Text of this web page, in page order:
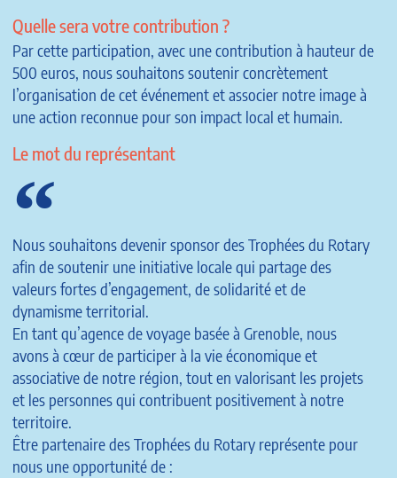
Quelle sera votre contribution ?
Par cette participation, avec une contribution à hauteur de
500 euros, nous souhaitons soutenir concrètement
l’organisation de cet événement et associer notre image à
une action reconnue pour son impact local et humain.
Le mot du représentant
Nous souhaitons devenir sponsor des Trophées du Rotary
afin de soutenir une initiative locale qui partage des
valeurs fortes d’engagement, de solidarité et de
dynamisme territorial.
En tant qu’agence de voyage basée à Grenoble, nous
avons à cœur de participer à la vie économique et
associative de notre région, tout en valorisant les projets
et les personnes qui contribuent positivement à notre
territoire.
Être partenaire des Trophées du Rotary représente pour
nous une opportunité de :